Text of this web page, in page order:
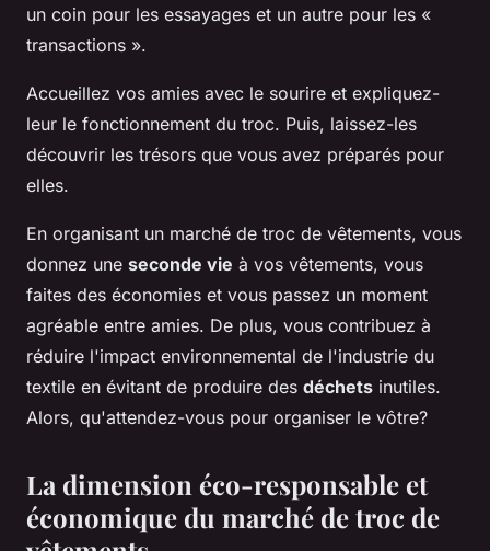
un coin pour les essayages et un autre pour les «
transactions ».
Accueillez vos amies avec le sourire et expliquez-
leur le fonctionnement du troc. Puis, laissez-les
découvrir les trésors que vous avez préparés pour
elles.
En organisant un marché de troc de vêtements, vous
donnez une seconde vie à vos vêtements, vous
faites des économies et vous passez un moment
agréable entre amies. De plus, vous contribuez à
réduire l'impact environnemental de l'industrie du
textile en évitant de produire des déchets inutiles.
Alors, qu'attendez-vous pour organiser le vôtre?
La dimension éco-responsable et
économique du marché de troc de